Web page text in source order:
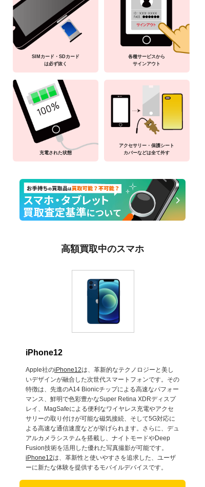
SIMカード・SDカード
は必ず抜く
各種サービスから
サインアウト
充電された状態
アクセサリー・保護シート
カバーなどは全て外す
高額買取中のスマホ
iPhone12
Apple社のiPhone12は、革新的なテクノロジーと美し
いデザインが融合した次世代スマートフォンです。その
特徴は、先進のA14 Bionicチップによる高速なパフォー
マンス、鮮明で色彩豊かなSuper Retina XDRディスプ
レイ、MagSafeによる便利なワイヤレス充電やアクセ
サリーの取り付けが可能な磁気接続、そして5G対応に
よる高速な通信速度などが挙げられます。さらに、デュ
アルカメラシステムを搭載し、ナイトモードやDeep
Fusion技術を活用した優れた写真撮影が可能です。
iPhone12は、革新性と使いやすさを追求した、ユーザ
ーに新たな体験を提供するモバイルデバイスです。